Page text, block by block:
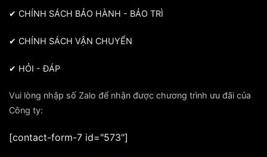
✔ CHÍNH SÁCH BẢO HÀNH - BẢO TRÌ
✔ CHÍNH SÁCH VẬN CHUYỂN
✔ HỎI - ĐÁP
Vui lòng nhập số Zalo để nhận được chương trình ưu đãi của
Công ty:
[contact-form-7 id="573"]